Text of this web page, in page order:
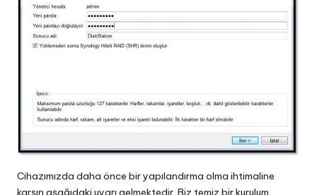
Cihazımızda daha önce bir yapılandırma olma ihtimaline
karşın aşağıdaki uyarı gelmektedir. Biz temiz bir kurulum